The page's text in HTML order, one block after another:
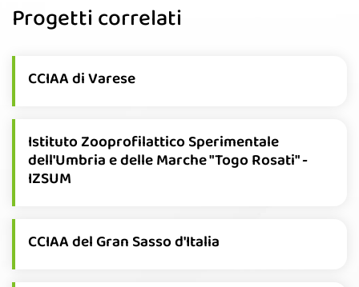
Progetti correlati
CCIAA di Varese
Istituto Zooprofilattico Sperimentale
dell'Umbria e delle Marche "Togo Rosati" -
IZSUM
CCIAA del Gran Sasso d'Italia